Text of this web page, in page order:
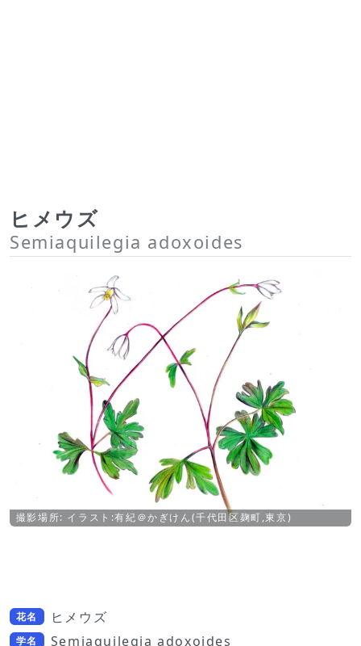
ヒメウズ
Semiaquilegia adoxoides
撮影場所: イラスト:有紀＠かぎけん(千代田区麹町,東京)
花名 ヒメウズ
学名 Semiaquilegia adoxoides